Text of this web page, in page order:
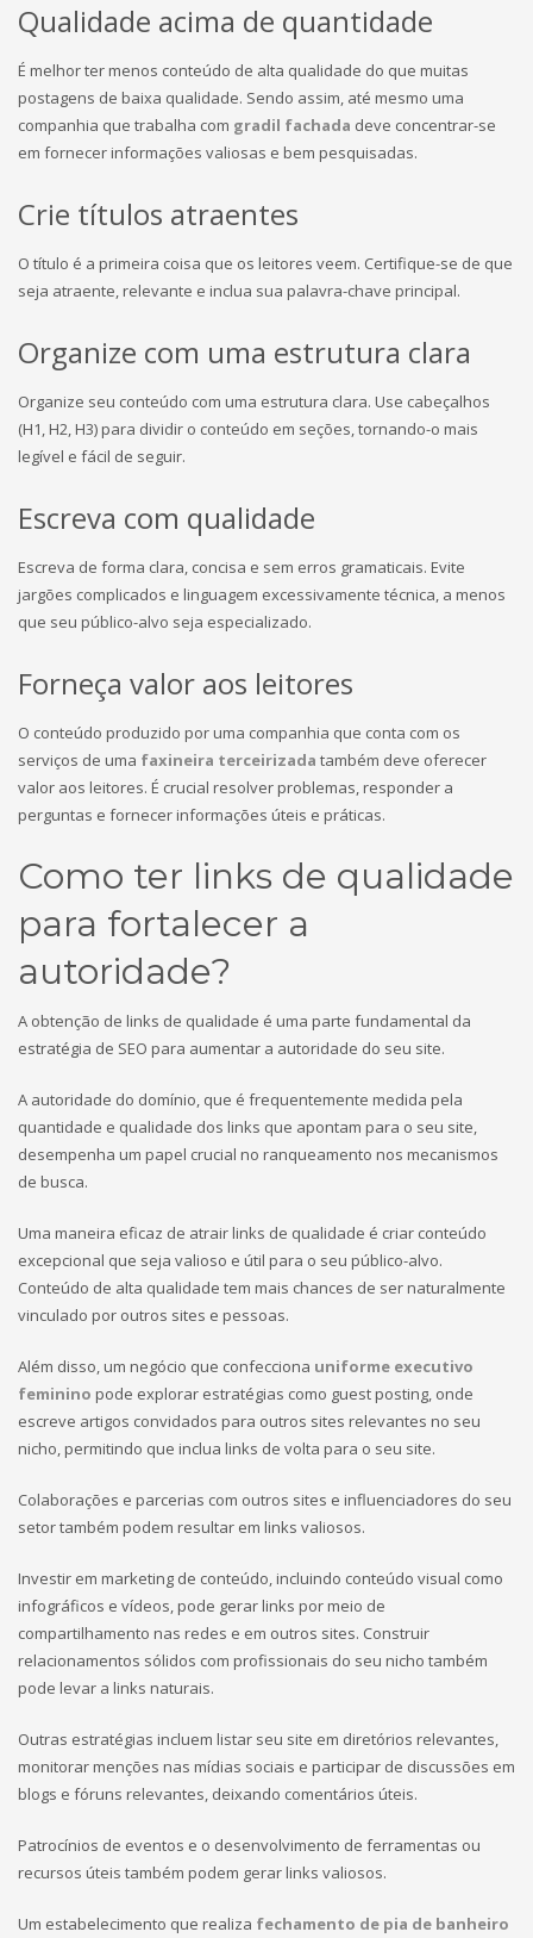
Qualidade acima de quantidade
É melhor ter menos conteúdo de alta qualidade do que muitas
postagens de baixa qualidade. Sendo assim, até mesmo uma
companhia que trabalha com gradil fachada deve concentrar-se
em fornecer informações valiosas e bem pesquisadas.
Crie títulos atraentes
O título é a primeira coisa que os leitores veem. Certifique-se de que
seja atraente, relevante e inclua sua palavra-chave principal.
Organize com uma estrutura clara
Organize seu conteúdo com uma estrutura clara. Use cabeçalhos
(H1, H2, H3) para dividir o conteúdo em seções, tornando-o mais
legível e fácil de seguir.
Escreva com qualidade
Escreva de forma clara, concisa e sem erros gramaticais. Evite
jargões complicados e linguagem excessivamente técnica, a menos
que seu público-alvo seja especializado.
Forneça valor aos leitores
O conteúdo produzido por uma companhia que conta com os
serviços de uma faxineira terceirizada também deve oferecer
valor aos leitores. É crucial resolver problemas, responder a
perguntas e fornecer informações úteis e práticas.
Como ter links de qualidade
para fortalecer a
autoridade?
A obtenção de links de qualidade é uma parte fundamental da
estratégia de SEO para aumentar a autoridade do seu site.
A autoridade do domínio, que é frequentemente medida pela
quantidade e qualidade dos links que apontam para o seu site,
desempenha um papel crucial no ranqueamento nos mecanismos
de busca.
Uma maneira eficaz de atrair links de qualidade é criar conteúdo
excepcional que seja valioso e útil para o seu público-alvo.
Conteúdo de alta qualidade tem mais chances de ser naturalmente
vinculado por outros sites e pessoas.
Além disso, um negócio que confecciona uniforme executivo
feminino pode explorar estratégias como guest posting, onde
escreve artigos convidados para outros sites relevantes no seu
nicho, permitindo que inclua links de volta para o seu site.
Colaborações e parcerias com outros sites e influenciadores do seu
setor também podem resultar em links valiosos.
Investir em marketing de conteúdo, incluindo conteúdo visual como
infográficos e vídeos, pode gerar links por meio de
compartilhamento nas redes e em outros sites. Construir
relacionamentos sólidos com profissionais do seu nicho também
pode levar a links naturais.
Outras estratégias incluem listar seu site em diretórios relevantes,
monitorar menções nas mídias sociais e participar de discussões em
blogs e fóruns relevantes, deixando comentários úteis.
Patrocínios de eventos e o desenvolvimento de ferramentas ou
recursos úteis também podem gerar links valiosos.
Um estabelecimento que realiza fechamento de pia de banheiro